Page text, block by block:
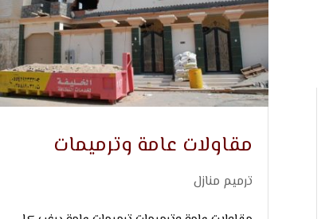
مقاولات عامة وترميمات
ترميم منازل